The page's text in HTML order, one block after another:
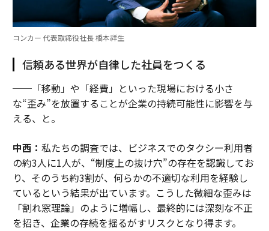
コンカー 代表取締役社長 橋本祥生
信頼ある世界が自律した社員をつくる
──「移動」や「経費」といった現場における小さ
な“歪み”を放置することが企業の持続可能性に影響を与
える、と。
中西： 私たちの調査では、ビジネスでのタクシー利用者
の約3人に1人が、“制度上の抜け穴”の存在を認識してお
り、そのうち約3割が、何らかの不適切な利用を経験し
ているという結果が出ています。こうした微細な歪みは
「割れ窓理論」のように増幅し、最終的には深刻な不正
を招き、企業の存続を揺るがすリスクとなり得ます。